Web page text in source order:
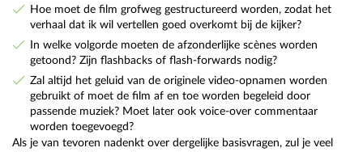
Hoe moet de film grofweg gestructureerd worden, zodat het
verhaal dat ik wil vertellen goed overkomt bij de kijker?
In welke volgorde moeten de afzonderlijke scènes worden
getoond? Zijn flashbacks of flash-forwards nodig?
Zal altijd het geluid van de originele video-opnamen worden
gebruikt of moet de film af en toe worden begeleid door
passende muziek? Moet later ook voice-over commentaar
worden toegevoegd?
Als je van tevoren nadenkt over dergelijke basisvragen, zul je veel